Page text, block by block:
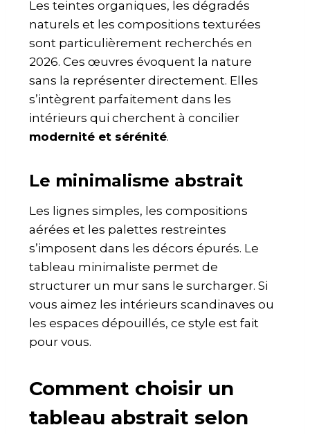
Les teintes organiques, les dégradés
naturels et les compositions texturées
sont particulièrement recherchés en
2026. Ces œuvres évoquent la nature
sans la représenter directement. Elles
s’intègrent parfaitement dans les
intérieurs qui cherchent à concilier
modernité et sérénité.
Le minimalisme abstrait
Les lignes simples, les compositions
aérées et les palettes restreintes
s’imposent dans les décors épurés. Le
tableau minimaliste permet de
structurer un mur sans le surcharger. Si
vous aimez les intérieurs scandinaves ou
les espaces dépouillés, ce style est fait
pour vous.
Comment choisir un
tableau abstrait selon